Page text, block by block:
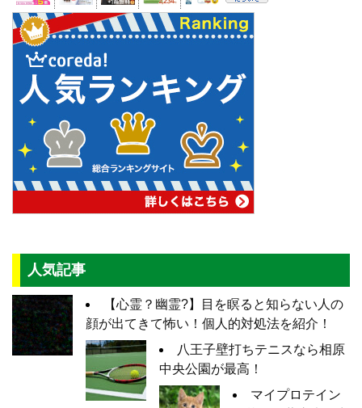
人気記事
【心霊？幽霊?】目を瞑ると知らない人の
顔が出てきて怖い！個人的対処法を紹介！
八王子壁打ちテニスなら相原
中央公園が最高！
マイプロテイン